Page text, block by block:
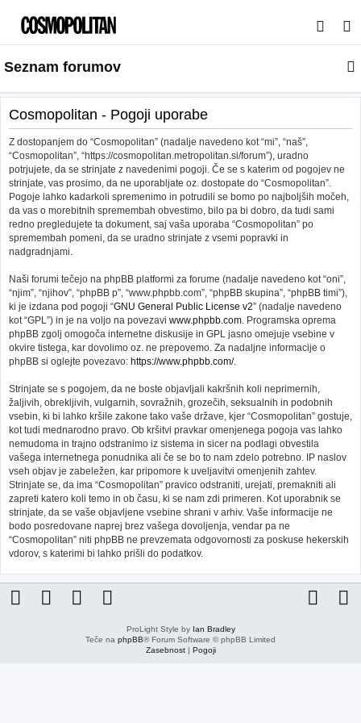
s
a
j
Seznam forumov
Cosmopolitan - Pogoji uporabe
Z dostopanjem do “Cosmopolitan” (nadalje navedeno kot “mi”, “naš”,
“Cosmopolitan”, “https://cosmopolitan.metropolitan.si/forum”), uradno
potrjujete, da se strinjate z navedenimi pogoji. Če se s katerim od pogojev ne
strinjate, vas prosimo, da ne uporabljate oz. dostopate do “Cosmopolitan”.
Pogoje lahko kadarkoli spremenimo in potrudili se bomo po najboljših močeh,
da vas o morebitnih spremembah obvestimo, bilo pa bi dobro, da tudi sami
redno pregledujete ta dokument, saj vaša uporaba “Cosmopolitan” po
spremembah pomeni, da se uradno strinjate z vsemi popravki in
nadgradnjami.
Naši forumi tečejo na phpBB platformi za forume (nadalje navedeno kot “oni”,
“njim”, “njihov”, “phpBB p”, “www.phpbb.com”, “phpBB skupina”, “phpBB timi”),
ki je izdana pod pogoji “GNU General Public License v2” (nadalje navedeno
kot “GPL”) in je na voljo na povezavi www.phpbb.com. Programska oprema
phpBB zgolj omogoča internetne diskusije in GPL jasno omejuje vsebine v
okvire tistega, kar dovolimo oz. ne prepovemo. Za nadaljne informacije o
phpBB si oglejte povezavo: https://www.phpbb.com/.
Strinjate se s pogojem, da ne boste objavljali kakršnih koli neprimernih,
žaljivih, obrekljivih, vulgarnih, sovražnih, grozečih, seksualnih in podobnih
vsebin, ki bi lahko kršile zakone tako vaše države, kjer “Cosmopolitan” gostuje,
kot tudi mednarodno pravo. Ob kršitvi pravkar omenjenega pogoja vas lahko
nemudoma in trajno odstranimo iz sistema in sicer na podlagi obvestila
vašega internetnega ponudnika ali če se bo to nam zdelo potrebno. IP naslov
vseh objav je zabeležen, kar pripomore k uveljavitvi omenjenih zahtev.
Strinjate se, da ima “Cosmopolitan” pravico odstraniti, urejati, premakniti ali
zapreti katero koli temo in ob času, ki se nam zdi primeren. Kot uporabnik se
strinjate, da se vaše objavljene vsebine shrani v arhiv. Vaše informacije ne
bodo posredovane naprej brez vašega dovoljenja, vendar pa ne
“Cosmopolitan” niti phpBB ne prevzemata odgovornosti za poskuse hekerskih
vdorov, s katerimi bi lahko prišli do podatkov.
ProLight Style by Ian Bradley
Teče na phpBB® Forum Software © phpBB Limited
Zasebnost| Pogoji